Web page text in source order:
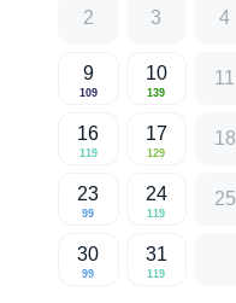
2 3 4
9
109
10
139
11
16
119
17
129
18
23
99
24
119
25
30
99
31
119